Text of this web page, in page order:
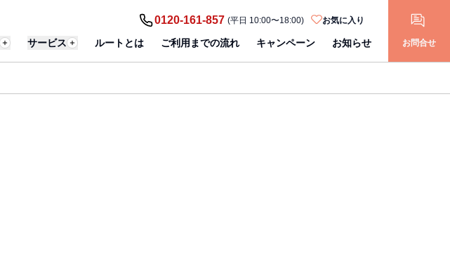
0120-161-857 (平日 10:00〜18:00) お気に入り
サービス ルートとは ご利用までの流れ キャンペーン お知らせ お問合せ